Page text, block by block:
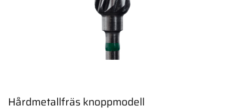
Hårdmetallfräs knoppmodell